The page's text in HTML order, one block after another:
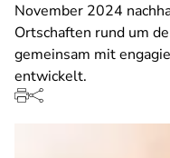
November 2024
Ortschaften rund um
gemeinsam mit
entwickelt.